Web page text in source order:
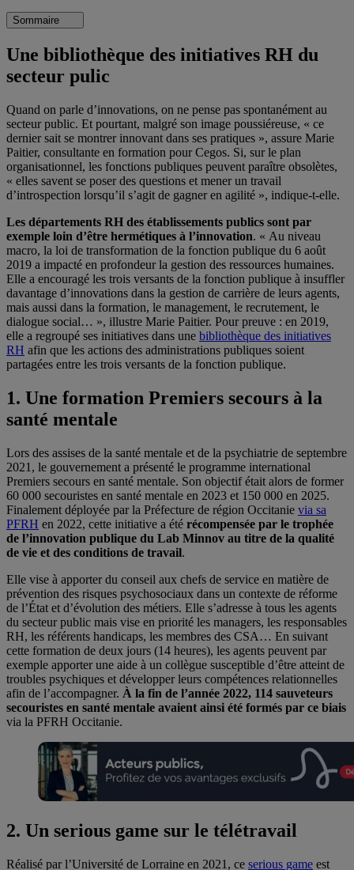
Sommaire
Une bibliothèque des initiatives RH du
secteur pulic
Quand on parle d’innovations, on ne pense pas spontanément au
secteur public. Et pourtant, malgré son image poussiéreuse, « ce
dernier sait se montrer innovant dans ses pratiques », assure Marie
Paitier, consultante en formation pour Cegos. Si, sur le plan
organisationnel, les fonctions publiques peuvent paraître obsolètes,
« elles savent se poser des questions et mener un travail
d’introspection lorsqu’il s’agit de gagner en agilité », indique-t-elle.
Les départements RH des établissements publics sont par
exemple loin d’être hermétiques à l’innovation. « Au niveau
macro, la loi de transformation de la fonction publique du 6 août
2019 a impacté en profondeur la gestion des ressources humaines.
Elle a encouragé les trois versants de la fonction publique à insuffler
davantage d’innovations dans la gestion de carrière de leurs agents,
mais aussi dans la formation, le management, le recrutement, le
dialogue social… », illustre Marie Paitier. Pour preuve : en 2019,
elle a regroupé ses initiatives dans une bibliothèque des initiatives
RH afin que les actions des administrations publiques soient
partagées entre les trois versants de la fonction publique.
1. Une formation Premiers secours à la
santé mentale
Lors des assises de la santé mentale et de la psychiatrie de septembre
2021, le gouvernement a présenté le programme international
Premiers secours en santé mentale. Son objectif était alors de former
60 000 secouristes en santé mentale en 2023 et 150 000 en 2025.
Finalement déployée par la Préfecture de région Occitanie via sa
PFRH en 2022, cette initiative a été récompensée par le trophée
de l’innovation publique du Lab Minnov au titre de la qualité
de vie et des conditions de travail.
Elle vise à apporter du conseil aux chefs de service en matière de
prévention des risques psychosociaux dans un contexte de réforme
de l’État et d’évolution des métiers. Elle s’adresse à tous les agents
du secteur public mais vise en priorité les managers, les responsables
RH, les référents handicaps, les membres des CSA… En suivant
cette formation de deux jours (14 heures), les agents peuvent par
exemple apporter une aide à un collègue susceptible d’être atteint de
troubles psychiques et développer leurs compétences relationnelles
afin de l’accompagner. À la fin de l’année 2022, 114 sauveteurs
secouristes en santé mentale avaient ainsi été formés par ce biais
via la PFRH Occitanie.
2. Un serious game sur le télétravail
Réalisé par l’Université de Lorraine en 2021, ce serious game est